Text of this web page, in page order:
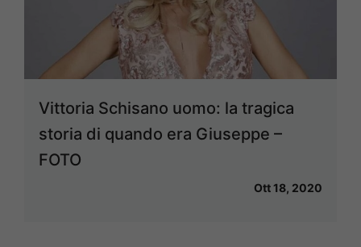
Vittoria Schisano uomo: la tragica
storia di quando era Giuseppe –
FOTO
Ott 18, 2020